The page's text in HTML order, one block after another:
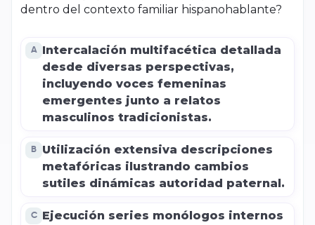
dentro del contexto familiar hispanohablante?
A
Intercalación multifacética detallada
desde diversas perspectivas,
incluyendo voces femeninas
emergentes junto a relatos
masculinos tradicionistas.
B
Utilización extensiva descripciones
metafóricas ilustrando cambios
sutiles dinámicas autoridad paternal.
C
Ejecución series monólogos internos